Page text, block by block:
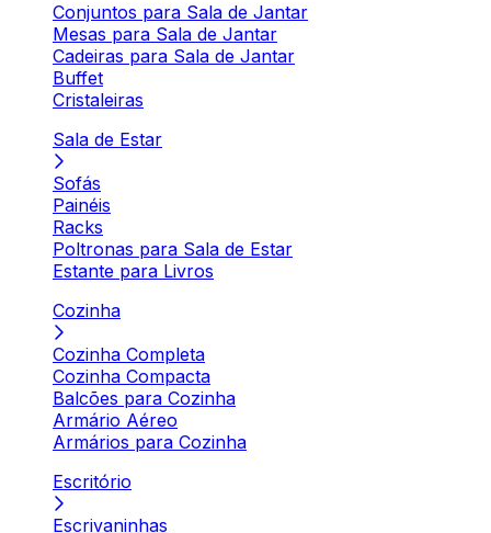
Conjuntos para Sala de Jantar
Mesas para Sala de Jantar
Cadeiras para Sala de Jantar
Buffet
Cristaleiras
Sala de Estar
Sofás
Painéis
Racks
Poltronas para Sala de Estar
Estante para Livros
Cozinha
Cozinha Completa
Cozinha Compacta
Balcões para Cozinha
Armário Aéreo
Armários para Cozinha
Escritório
Escrivaninhas